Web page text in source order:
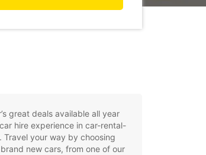
great deals available all year
hire experience in car-rental-
Travel your way by choosing
new cars, from one of our